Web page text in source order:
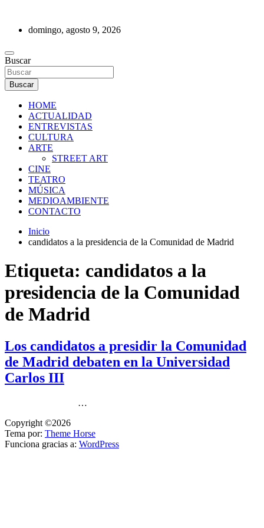
contenidodomingo, agosto 9, 2026
REVISTA DE PRENSA
Buscar
Buscar
HOME
ACTUALIDAD
ENTREVISTAS
CULTURA
ARTE
STREET ART
CINE
TEATRO
MÚSICA
MEDIOAMBIENTE
CONTACTO
Inicio
candidatos a la presidencia de la Comunidad de Madrid
Etiqueta: candidatos a la
presidencia de la Comunidad
de Madrid
Los candidatos a presidir la Comunidad
de Madrid debaten en la Universidad
Carlos III
…
Copyright ©2026
Tema por: Theme Horse
Funciona gracias a: WordPress